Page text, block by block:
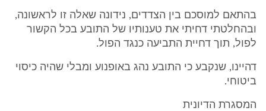
בהתאם למוסכם בין הצדדים, נידונה שאלה זו לראשונה,
ובהחלטתי דחיתי את טענותיו של התובע בכל הקשור
לפול, תוך דחיית התביעה כנגד הפול.
דהיינו, שנקבע כי התובע נהג באופנוע ומבלי שהיה כיסוי
ביטוחי.
המסגרת הדיונית